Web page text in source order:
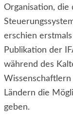
Organisation, die
erschien
Publikation der
während des
Ländern die
geben.